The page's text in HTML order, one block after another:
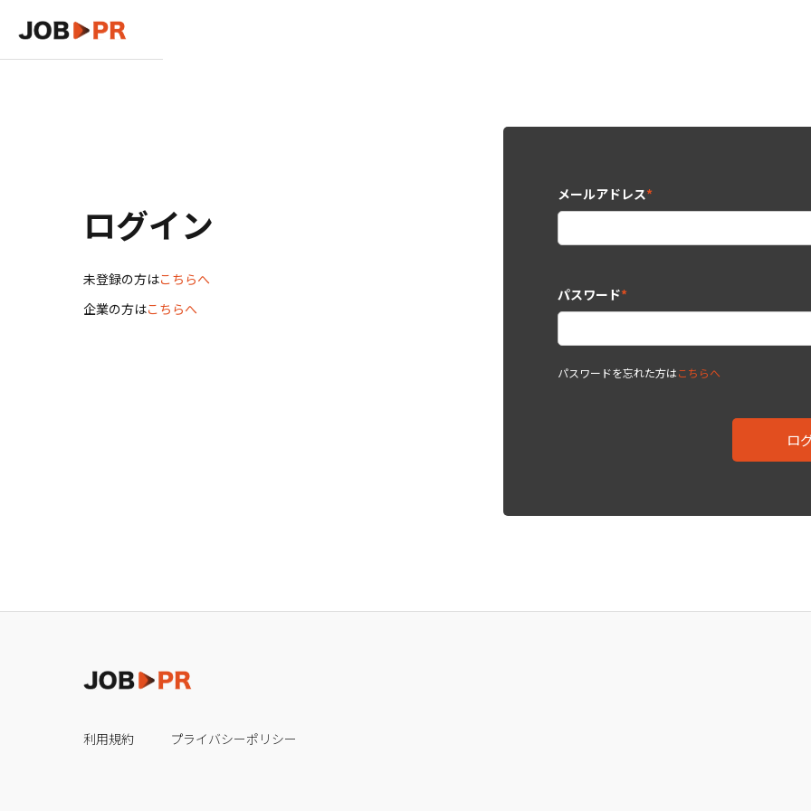
ログイン
未登録の方はこちらへ
企業の方はこちらへ
メールアドレス*
パスワード*
パスワードを忘れた方はこちらへ
利用規約 プライバシーポリシー